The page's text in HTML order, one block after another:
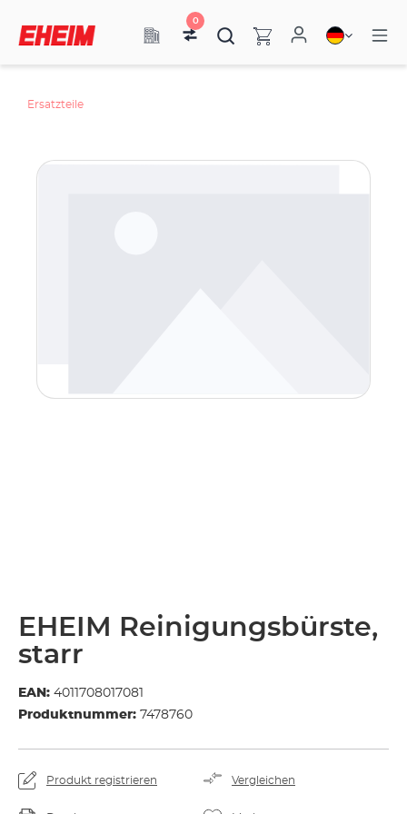
0
Ersatzteile
EHEIM Reinigungsbürste,
starr
EAN: 4011708017081
Produktnummer: 7478760
Produkt registrieren Vergleichen